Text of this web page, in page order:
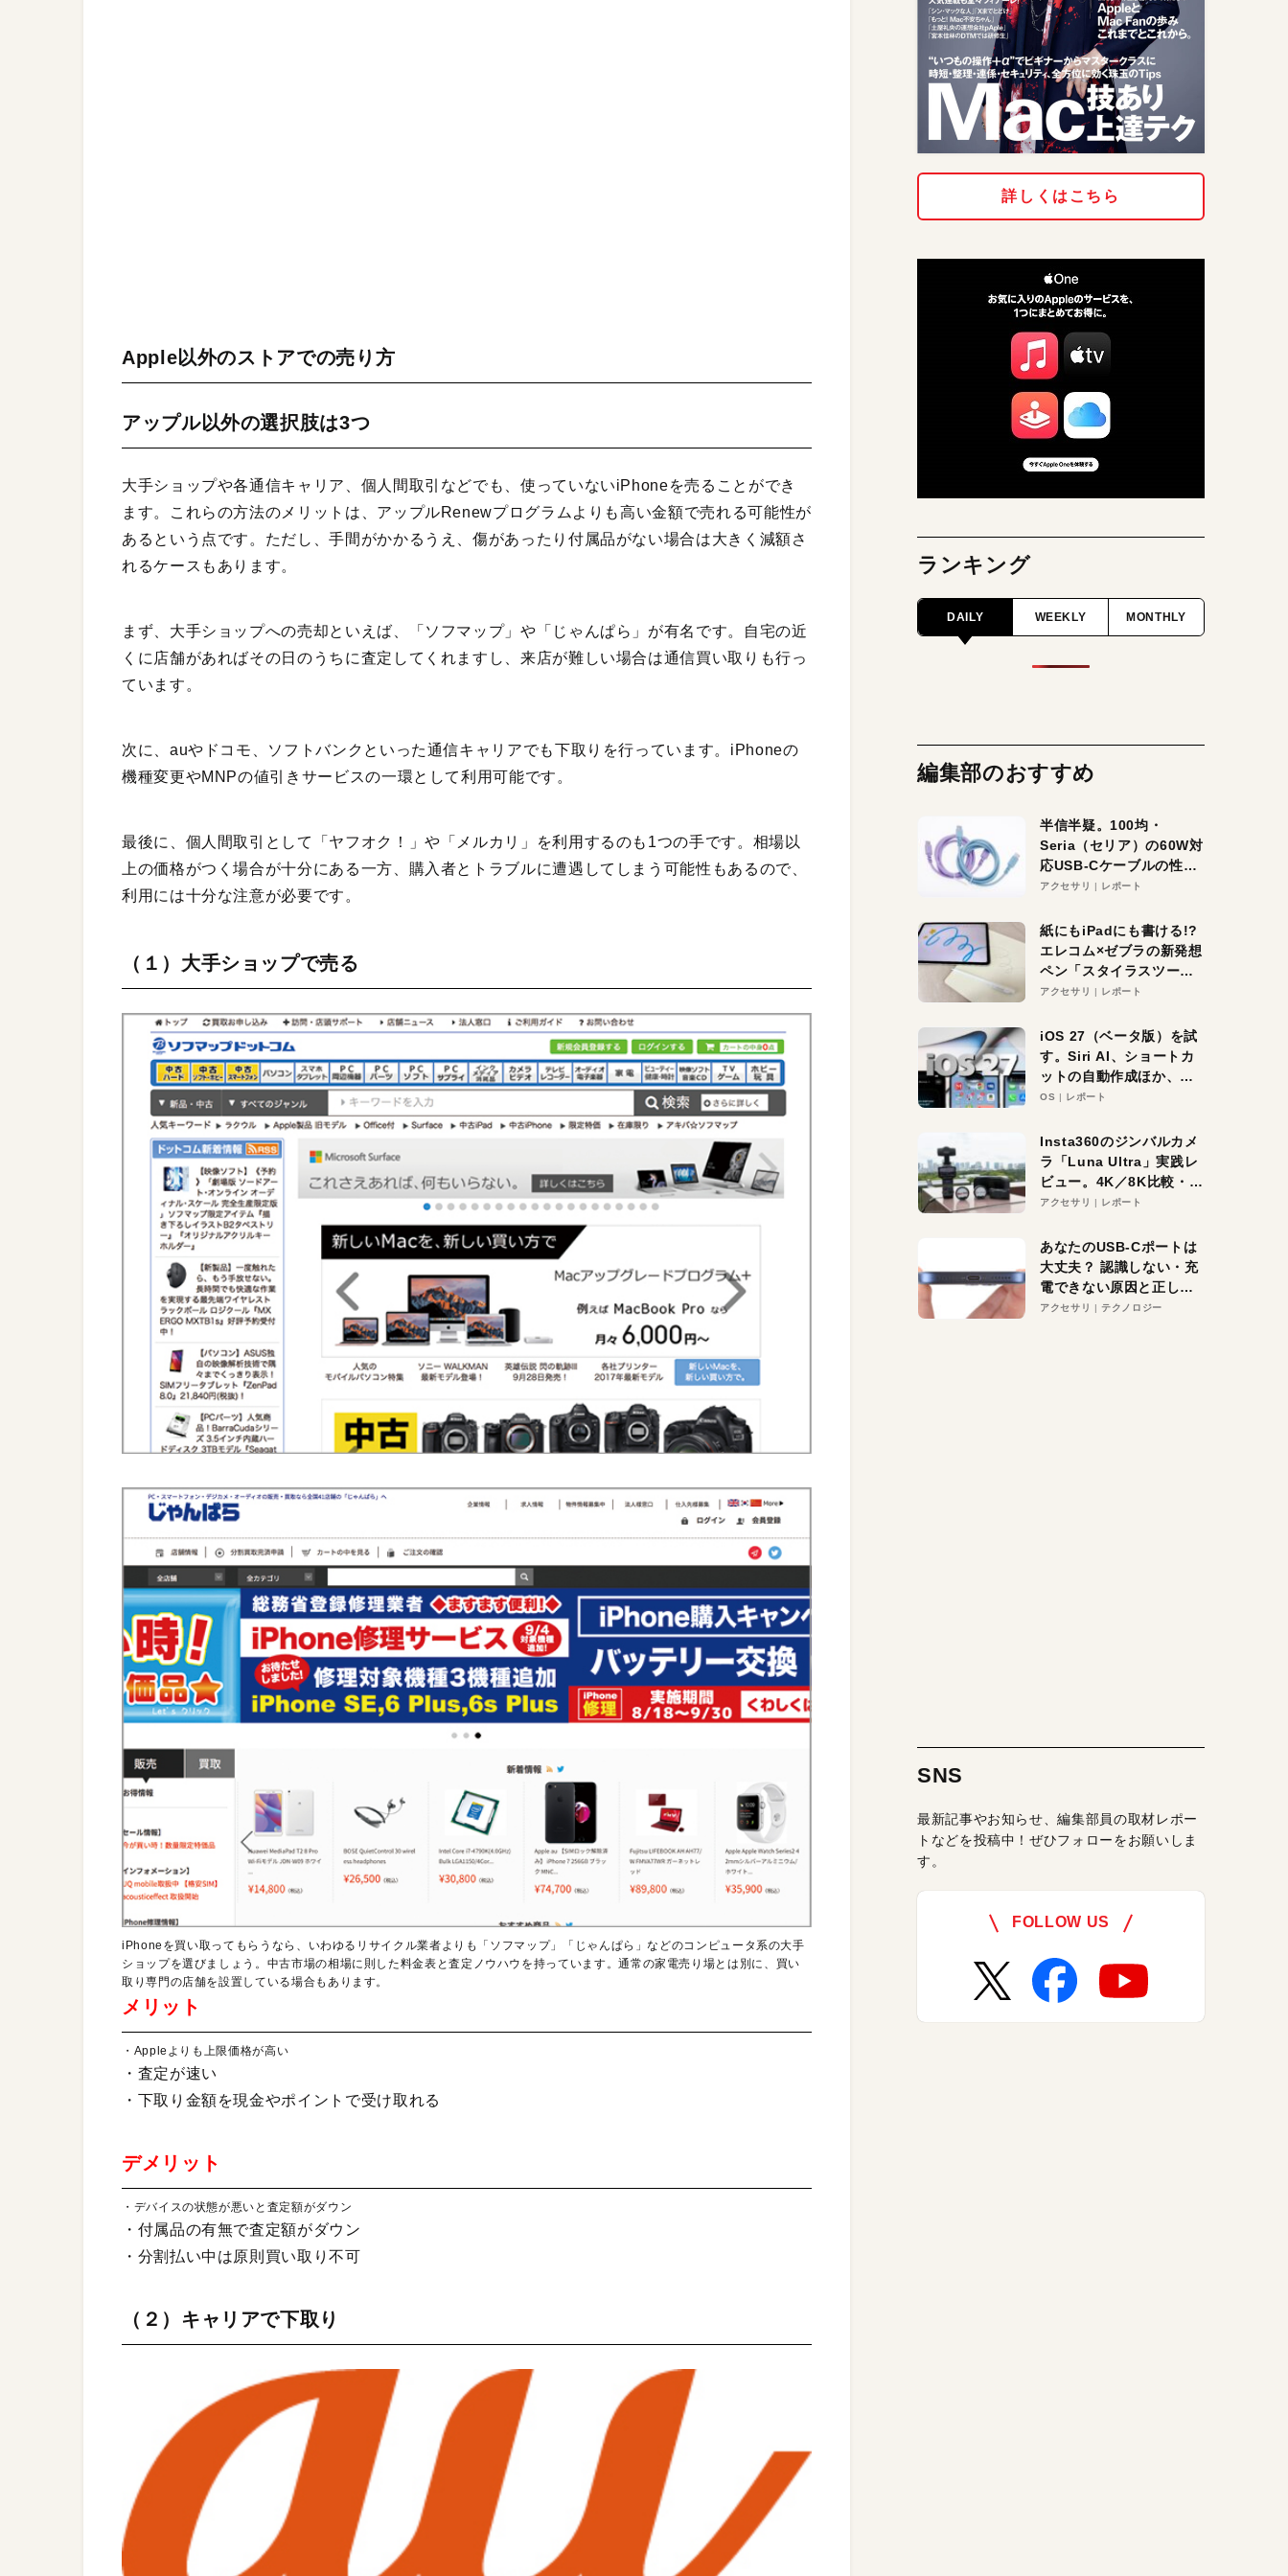
Apple以外のストアでの売り方
アップル以外の選択肢は3つ
大手ショップや各通信キャリア、個人間取引などでも、使っていないiPhoneを売ることができ
ます。これらの方法のメリットは、アップルRenewプログラムよりも高い金額で売れる可能性が
あるという点です。ただし、手間がかかるうえ、傷があったり付属品がない場合は大きく減額さ
れるケースもあります。
まず、大手ショップへの売却といえば、「ソフマップ」や「じゃんぱら」が有名です。自宅の近
くに店舗があればその日のうちに査定してくれますし、来店が難しい場合は通信買い取りも行っ
ています。
次に、auやドコモ、ソフトバンクといった通信キャリアでも下取りを行っています。iPhoneの
機種変更やMNPの値引きサービスの一環として利用可能です。
最後に、個人間取引として「ヤフオク！」や「メルカリ」を利用するのも1つの手です。相場以
上の価格がつく場合が十分にある一方、購入者とトラブルに遭遇してしまう可能性もあるので、
利用には十分な注意が必要です。
（１）大手ショップで売る
iPhoneを買い取ってもらうなら、いわゆるリサイクル業者よりも「ソフマップ」「じゃんぱら」などのコンピュータ系の大手
ショップを選びましょう。中古市場の相場に則した料金表と査定ノウハウを持っています。通常の家電売り場とは別に、買い
取り専門の店舗を設置している場合もあります。
メリット
・Appleよりも上限価格が高い
・査定が速い
・下取り金額を現金やポイントで受け取れる
デメリット
・デバイスの状態が悪いと査定額がダウン
・付属品の有無で査定額がダウン
・分割払い中は原則買い取り不可
（２）キャリアで下取り
詳しくはこちら
ランキング
DAILY WEEKLY MONTHLY
編集部のおすすめ
半信半疑。100均・
Seria（セリア）の60W対
応USB-Cケーブルの性能
を検証。超コスパの1本を
アクセサリ レポート
紙にもiPadにも書ける!?
エレコム×ゼブラの新発想
ペン「スタイラスツーウ
ェイ」レビュー。持ち替
アクセサリ レポート
iOS 27（ベータ版）を試
す。Siri AI、ショートカ
ットの自動作成ほか、期
待大の便利機能5選。
る未来はすぐそこ！
OS レポート
Insta360のジンバルカメ
ラ「Luna Ultra」実践レ
ビュー。4K／8K比較・ズ
ーム・夜間撮影をチェッ
アクセサリ レポート
あなたのUSB-Cポートは
大丈夫？ 認識しない・充
電できない原因と正しい
対策
アクセサリ テクノロジー
SNS
最新記事やお知らせ、編集部員の取材レポー
トなどを投稿中！ぜひフォローをお願いしま
す。
FOLLOW US